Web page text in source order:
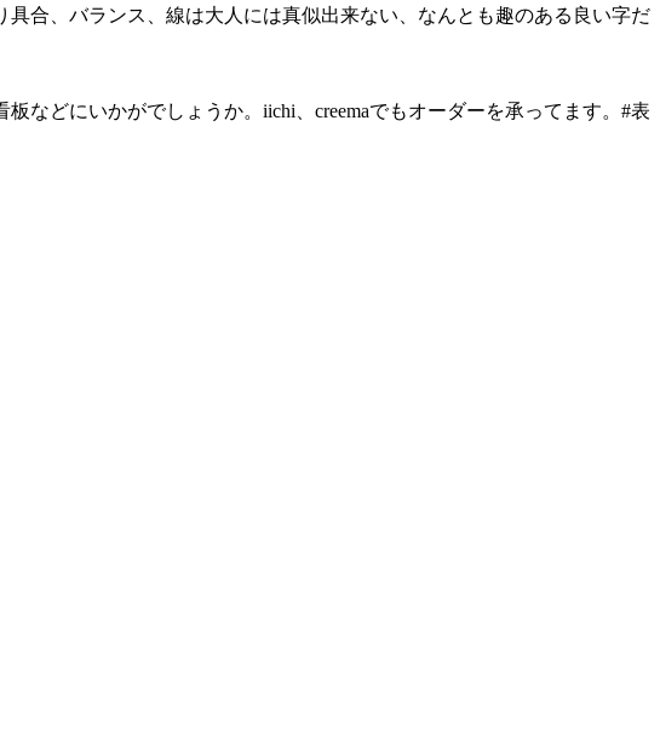
合、バランス、線は大人には真似出来ない、なんとも趣のある良い字だ
などにいかがでしょうか。iichi、creemaでもオーダーを承ってます。#表